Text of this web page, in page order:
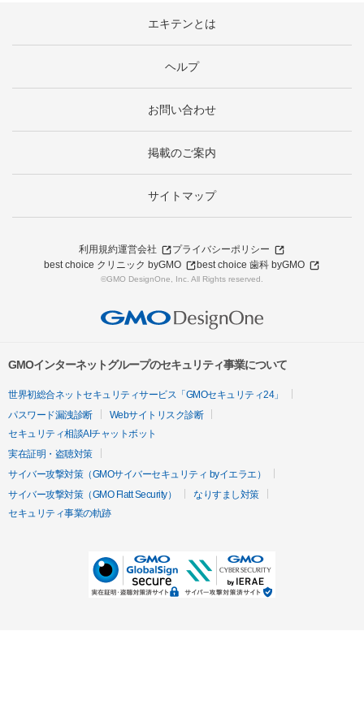
エキテンとは
ヘルプ
お問い合わせ
掲載のご案内
サイトマップ
利用規約運営会社
プライバシーポリシー
best choice クリニック byGMO
best choice 歯科 byGMO
©GMO DesignOne, Inc. All Rights reserved.
GMOインターネットグループのセキュリティ事業について
世界初総合ネットセキュリティサービス「GMOセキュリティ24」
パスワード漏洩診断
Webサイトリスク診断
セキュリティ相談AIチャットボット
実在証明・盗聴対策
サイバー攻撃対策（GMOサイバーセキュリティ byイエラエ）
サイバー攻撃対策（GMO Flatt Security）
なりすまし対策
セキュリティ事業の軌跡